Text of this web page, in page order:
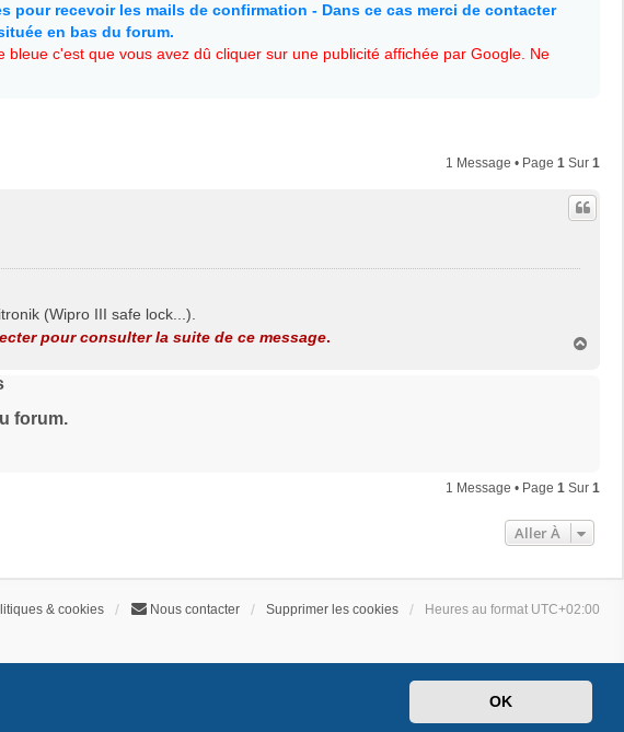
OK
recevoir les mails de confirmation - Dans ce cas merci de contacter
en bas du forum.
c'est que vous avez dû cliquer sur une publicité affichée par Google. Ne
1 Message • Page 1 Sur 1
(Wipro III safe lock...).
pour consulter la suite de ce message.
forum.
1 Message • Page 1 Sur 1
Aller À
& cookies Nous contacter Supprimer les cookies Heures au format UTC+02:00